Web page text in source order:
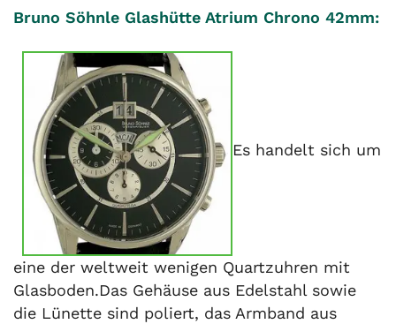
Bruno Söhnle Glashütte Atrium Chrono 42mm:
Es handelt sich um
eine der weltweit wenigen Quartzuhren mit
Glasboden.Das Gehäuse aus Edelstahl sowie
die Lünette sind poliert, das Armband aus